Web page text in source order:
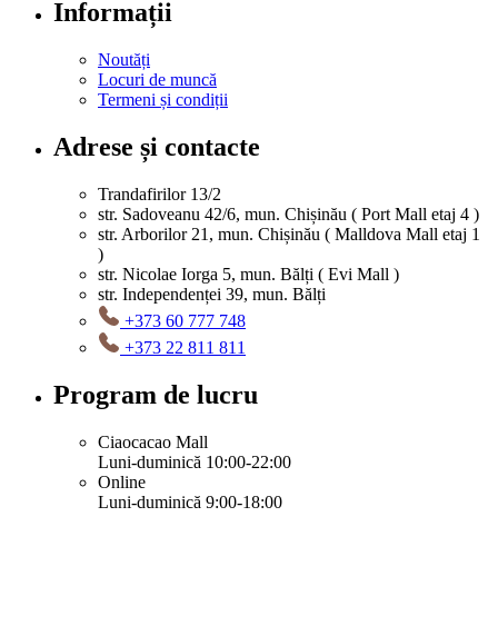
Informații
Noutăți
Locuri de muncă
Termeni și condiții
Adrese și contacte
Trandafirilor 13/2
str. Sadoveanu 42/6, mun. Chișinău ( Port Mall etaj 4 )
str. Arborilor 21, mun. Chișinău ( Malldova Mall etaj 1
)
str. Nicolae Iorga 5, mun. Bălți ( Evi Mall )
str. Independenței 39, mun. Bălți
+373 60 777 748
+373 22 811 811
Program de lucru
Ciaocacao Mall
Luni-duminică 10:00-22:00
Online
Luni-duminică 9:00-18:00